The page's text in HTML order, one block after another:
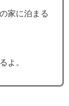
家に泊まる
よ。